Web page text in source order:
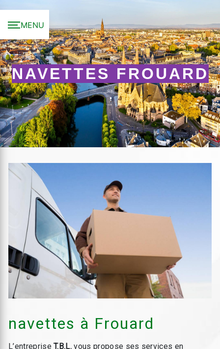
MENU
NAVETTES FROUARD
navettes à Frouard
L’entrepriseT.B.L. vous propose ses services en